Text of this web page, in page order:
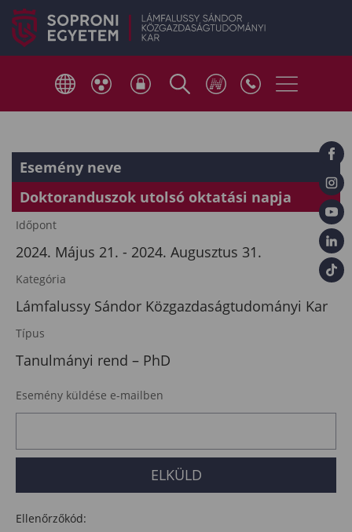
Esemény neve
Doktoranduszok utolsó oktatási napja
Időpont
2024. Május 21. - 2024. Augusztus 31.
Kategória
Lámfalussy Sándor Közgazdaságtudományi Kar
Típus
Tanulmányi rend – PhD
Esemény küldése e-mailben
Ellenőrzőkód: